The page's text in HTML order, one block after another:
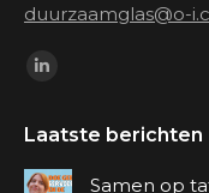
duurzaamglas@o-
Vind ons op:
Linkedin
opens
in
Laatste berichten
Samen op